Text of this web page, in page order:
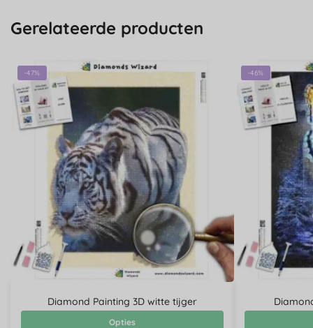
Gerelateerde producten
-47%
Diamond Painting 3D witte tijger
Opties
-46%